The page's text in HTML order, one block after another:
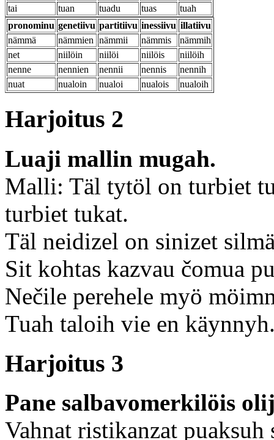
tai
tuan tuadu tuas
tuah
pronominu genetiivu partitiivu inessiivu illatiivu
nämmä
nämmien nämmii nämmis
nämmih
net
niilöin niilöi niilöis
niilöih
nenne
nennien nennii nennis
nennih
nuat
nualoin nualoi nualois nualoih
Harjoitus 2
Luaji mallin mugah.
Malli: Täl tytöl on turbiet
turbiet tukat.
Täl neidizel on sinizet
Sit kohtas kazvau čomua
Nečile perehele myö
Tuah taloih vie en
Harjoitus 3
Pane salbavomerkilöis
Vahnat ristikanzat